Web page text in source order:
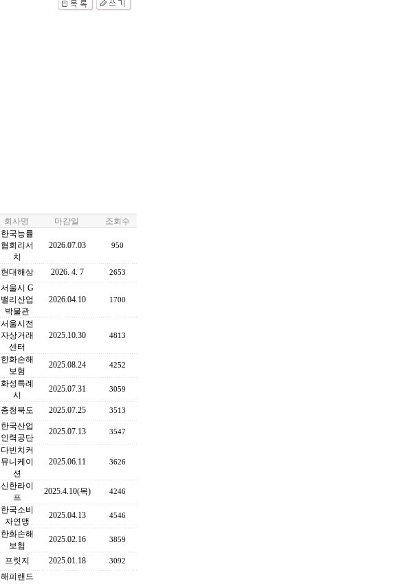
회사명 마감일 조회수
한국능률
협회리서
치
2026.07.03 950
현대해상 2026. 4. 7 2653
서울시 G
밸리산업
박물관
2026.04.10 1700
서울시전
자상거래
센터
2025.10.30 4813
한화손해
보험
2025.08.24 4252
화성특례
시
2025.07.31 3059
충청북도 2025.07.25 3513
한국산업
인력공단
2025.07.13 3547
다빈치커
뮤니케이
션
2025.06.11 3626
신한라이
프
2025.4.10(목) 4246
한국소비
자연맹
2025.04.13 4546
한화손해
보험
2025.02.16 3859
프릿지 2025.01.18 3092
해피랜드